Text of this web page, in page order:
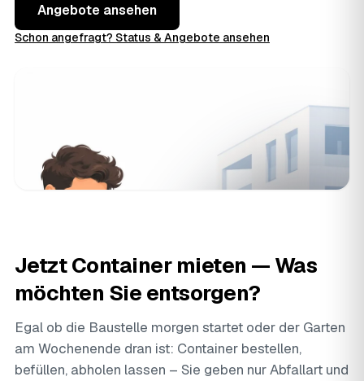
Angebote ansehen
Schon angefragt? Status & Angebote ansehen
Jetzt Container mieten — Was
möchten Sie entsorgen?
Egal ob die Baustelle morgen startet oder der Garten
am Wochenende dran ist: Container bestellen,
befüllen, abholen lassen – Sie geben nur Abfallart und